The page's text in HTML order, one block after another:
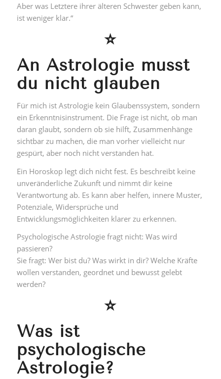
Aber was Letztere ihrer älteren Schwester geben kann,
ist weniger klar.“
⭐
An Astrologie musst
du nicht glauben
Für mich ist Astrologie kein Glaubenssystem, sondern
ein Erkenntnisinstrument. Die Frage ist nicht, ob man
daran glaubt, sondern ob sie hilft, Zusammenhänge
sichtbar zu machen, die man vorher vielleicht nur
gespürt, aber noch nicht verstanden hat.
Ein Horoskop legt dich nicht fest. Es beschreibt keine
unveränderliche Zukunft und nimmt dir keine
Verantwortung ab. Es kann aber helfen, innere Muster,
Potenziale, Widersprüche und
Entwicklungsmöglichkeiten klarer zu erkennen.
Psychologische Astrologie fragt nicht: Was wird
passieren?
Sie fragt: Wer bist du? Was wirkt in dir? Welche Kräfte
wollen verstanden, geordnet und bewusst gelebt
werden?
⭐
Was ist
psychologische
Astrologie?